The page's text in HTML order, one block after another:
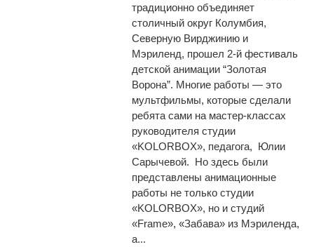
традиционно объединяет
столичный округ Колумбия,
Северную Вирджинию и
Мэриленд, прошел 2-й фестиваль
детской анимации “Золотая
Ворона”. Многие работы — это
мультфильмы, которые сделали
ребята сами на мастер-классах
руководителя студии
«KOLORBOX», педагога, Юлии
Сарычевой. Но здесь были
представлены анимационные
работы не только студии
«KOLORBOX», но и студий
«Frame», «Забава» из Мэриленда,
а...